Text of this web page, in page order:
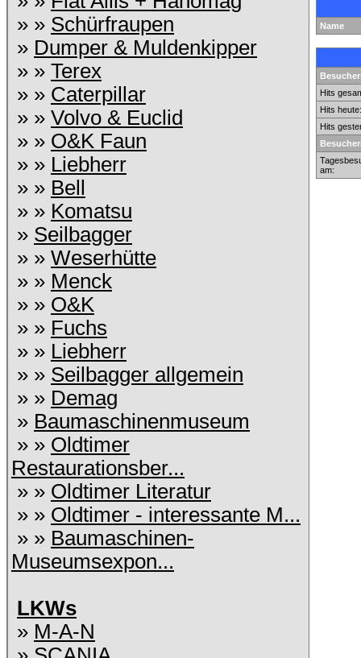
» » Schürfraupen
» Dumper & Muldenkipper
» » Terex
» » Caterpillar
» » Volvo & Euclid
» » O&K Faun
» » Liebherr
» » Bell
» » Komatsu
» Seilbagger
» » Weserhütte
» » Menck
» » O&K
» » Fuchs
» » Liebherr
» » Seilbagger allgemein
» » Demag
» Baumaschinenmuseum
» » Oldtimer
Restaurationsber...
» » Oldtimer Literatur
» » Oldtimer - interessante M...
» » Baumaschinen-
Museumsexpon...
LKWs
» M-A-N
Name
Hits
Hits heute:
Hits
am: